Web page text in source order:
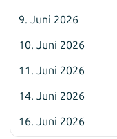
9. Juni 2026
10. Juni 2026
11. Juni 2026
14. Juni 2026
16. Juni 2026